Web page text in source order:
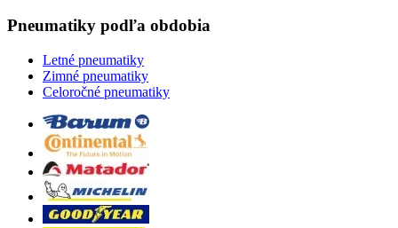
Pneumatiky podľa obdobia
Letné pneumatiky
Zimné pneumatiky
Celoročné pneumatiky